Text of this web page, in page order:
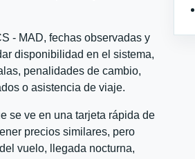
- MAD, fechas observadas y
disponibilidad en el sistema,
penalidades de cambio,
o asistencia de viaje.
se ve en una tarjeta rápida de
precios similares, pero
vuelo, llegada nocturna,